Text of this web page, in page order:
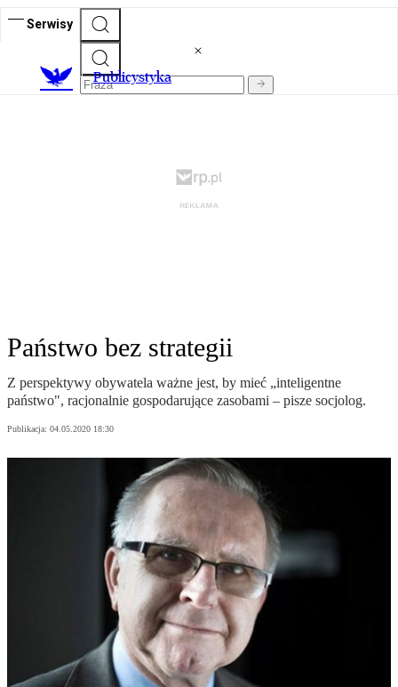
Serwisy
Publicystyka
Państwo bez strategii
Z perspektywy obywatela ważne jest, by mieć „inteligentne
państwo", racjonalnie gospodarujące zasobami – pisze socjolog.
Publikacja: 04.05.2020 18:30